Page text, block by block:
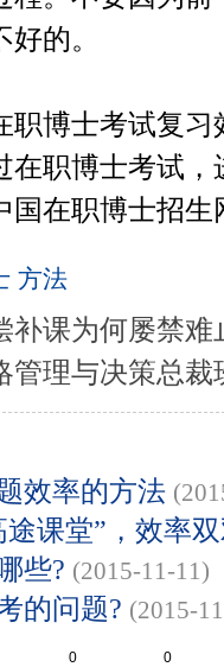
的。
博士考试复习
在职博士考试
国在职博士招生
方法
补课为何屡禁难
管理与决策总裁
效率的方法
课堂”，效率
些? (2015-11-11)
的问题? (2015-
0 0